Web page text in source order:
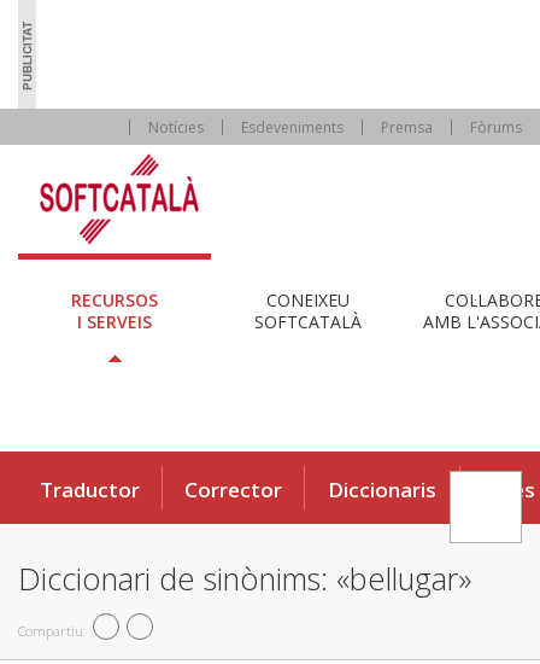
Notícies Esdeveniments Premsa Fòrums
RECURSOS
I SERVEIS
CONEIXEU
SOFTCATALÀ
AMB
Traductor Corrector Diccionaris Eines
Diccionari de sinònims: «bellugar»
Compartiu